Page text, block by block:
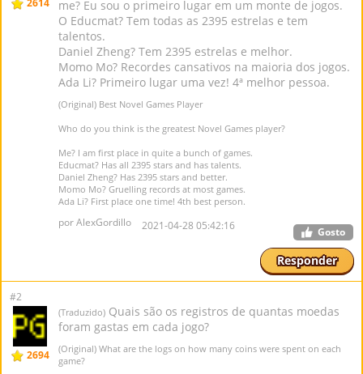
2614
me? Eu sou o primeiro lugar em um monte de jogos.
O Educmat? Tem todas as 2395 estrelas e tem
talentos.
Daniel Zheng? Tem 2395 estrelas e melhor.
Momo Mo? Recordes cansativos na maioria dos jogos.
Ada Li? Primeiro lugar uma vez! 4ª melhor pessoa.
(Original) Best Novel Games Player
Who do you think is the greatest Novel Games player?
Me? I am first place in quite a bunch of games.
Educmat? Has all 2395 stars and has talents.
Daniel Zheng? Has 2395 stars and better.
Momo Mo? Gruelling records at most games.
Ada Li? First place one time! 4th best person.
por AlexGordillo 2021-04-28 05:42:16 Gosto
Responder
#2
2694
(Traduzido) Quais são os registros de quantas moedas
foram gastas em cada jogo?
(Original) What are the logs on how many coins were spent on each
game?